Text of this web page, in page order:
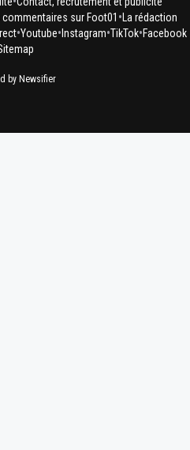
sur Foot01 • La rédaction
•Youtube• Instagram•TikTok•Facebook
by Newsifier